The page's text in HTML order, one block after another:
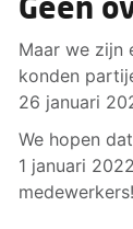
Maar we zijn
konden
26 januari
We hopen
1 januari
medewerkers!